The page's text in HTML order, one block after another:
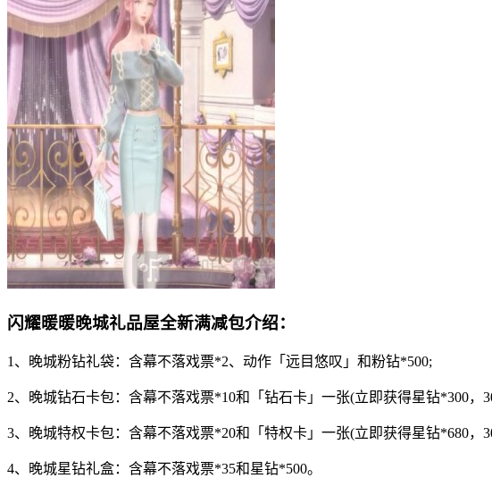
闪耀暖暖晚城礼品屋全新满减包介绍：
1、晚城粉钻礼袋：含幕不落戏票*2、动作「远目悠叹」和粉钻*500;
2、晚城钻石卡包：含幕不落戏票*10和「钻石卡」一张(立即获得星钻*300，
3、晚城特权卡包：含幕不落戏票*20和「特权卡」一张(立即获得星钻*680，
4、晚城星钻礼盒：含幕不落戏票*35和星钻*500。